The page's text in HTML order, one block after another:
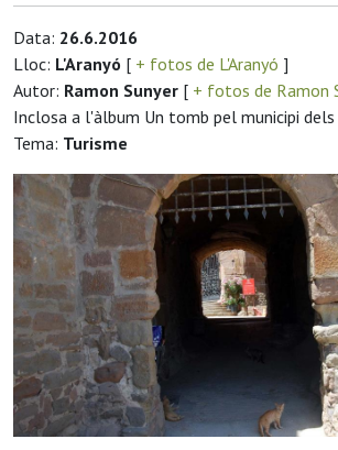
Data: 26.6.2016
Lloc: L'Aranyó [ + fotos de L'Aranyó ]
Autor: Ramon Sunyer [ + fotos de Ramon
Inclosa a l'àlbum Un tomb pel municipi dels
Tema: Turisme